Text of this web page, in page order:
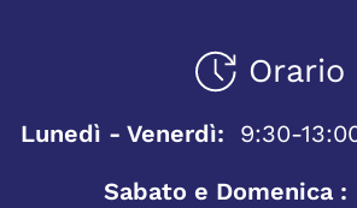
Orario
Lunedì - Venerdì:
9:30-
Sabato e Domenica :